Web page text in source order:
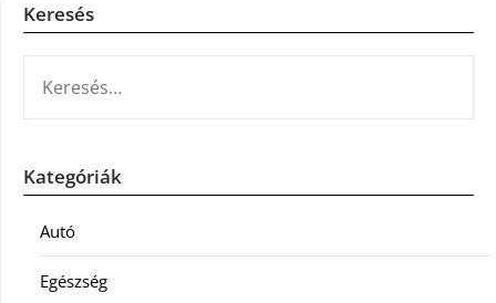
Keresés
Kategóriák
Autó
Egészség